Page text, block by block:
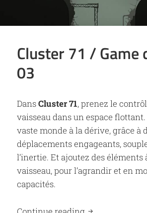
Cluster 71 / Game
03
DansCluster 71, prenez le
vaisseau dans un espace
vaste monde à la dérive, grâce à
déplacements engageants,
l’inertie. Et ajoutez des éléments
vaisseau, pour l’agrandir et en
capacités.
Cluster 71 /